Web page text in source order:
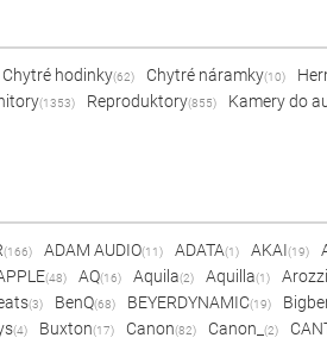
Chytré hodinky(62) Chytré náramky(10)
(1353) Reproduktory(855) Kamery do
(166) ADAM AUDIO(11) ADATA(1) AKAI(19)
(48) AQ(16) Aquila(2) Aquilla(1) Arozzi
(3) BenQ(68) BEYERDYNAMIC(19)
(4) Buxton(17) Canon(82) Canon_ (2)